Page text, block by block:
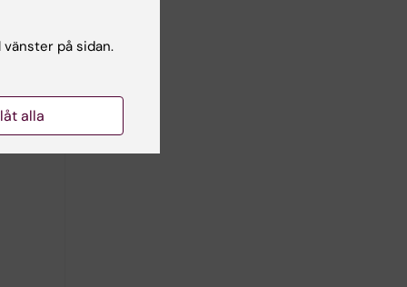
på sidan.
alla